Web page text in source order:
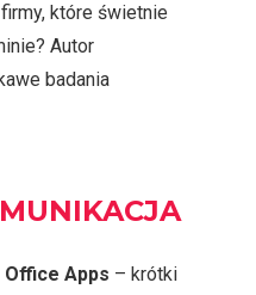
które świetnie
Autor
badania
Office Apps – krótki